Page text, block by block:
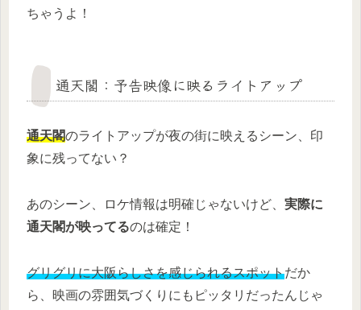
ちゃうよ！
通天閣：予告映像に映るライトアップ
通天閣のライトアップが夜の街に映えるシーン、印
象に残ってない？
あのシーン、ロケ情報は明確じゃないけど、 実際に
通天閣が映ってるのは確定！
グリグリに大阪らしさを感じられるスポットだか
ら、映画の雰囲気づくりにもピッタリだったんじゃ